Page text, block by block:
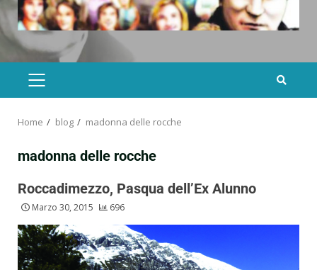
Home blog madonna delle rocche
madonna delle rocche
Roccadimezzo, Pasqua dell’Ex Alunno
Marzo 30, 2015 696